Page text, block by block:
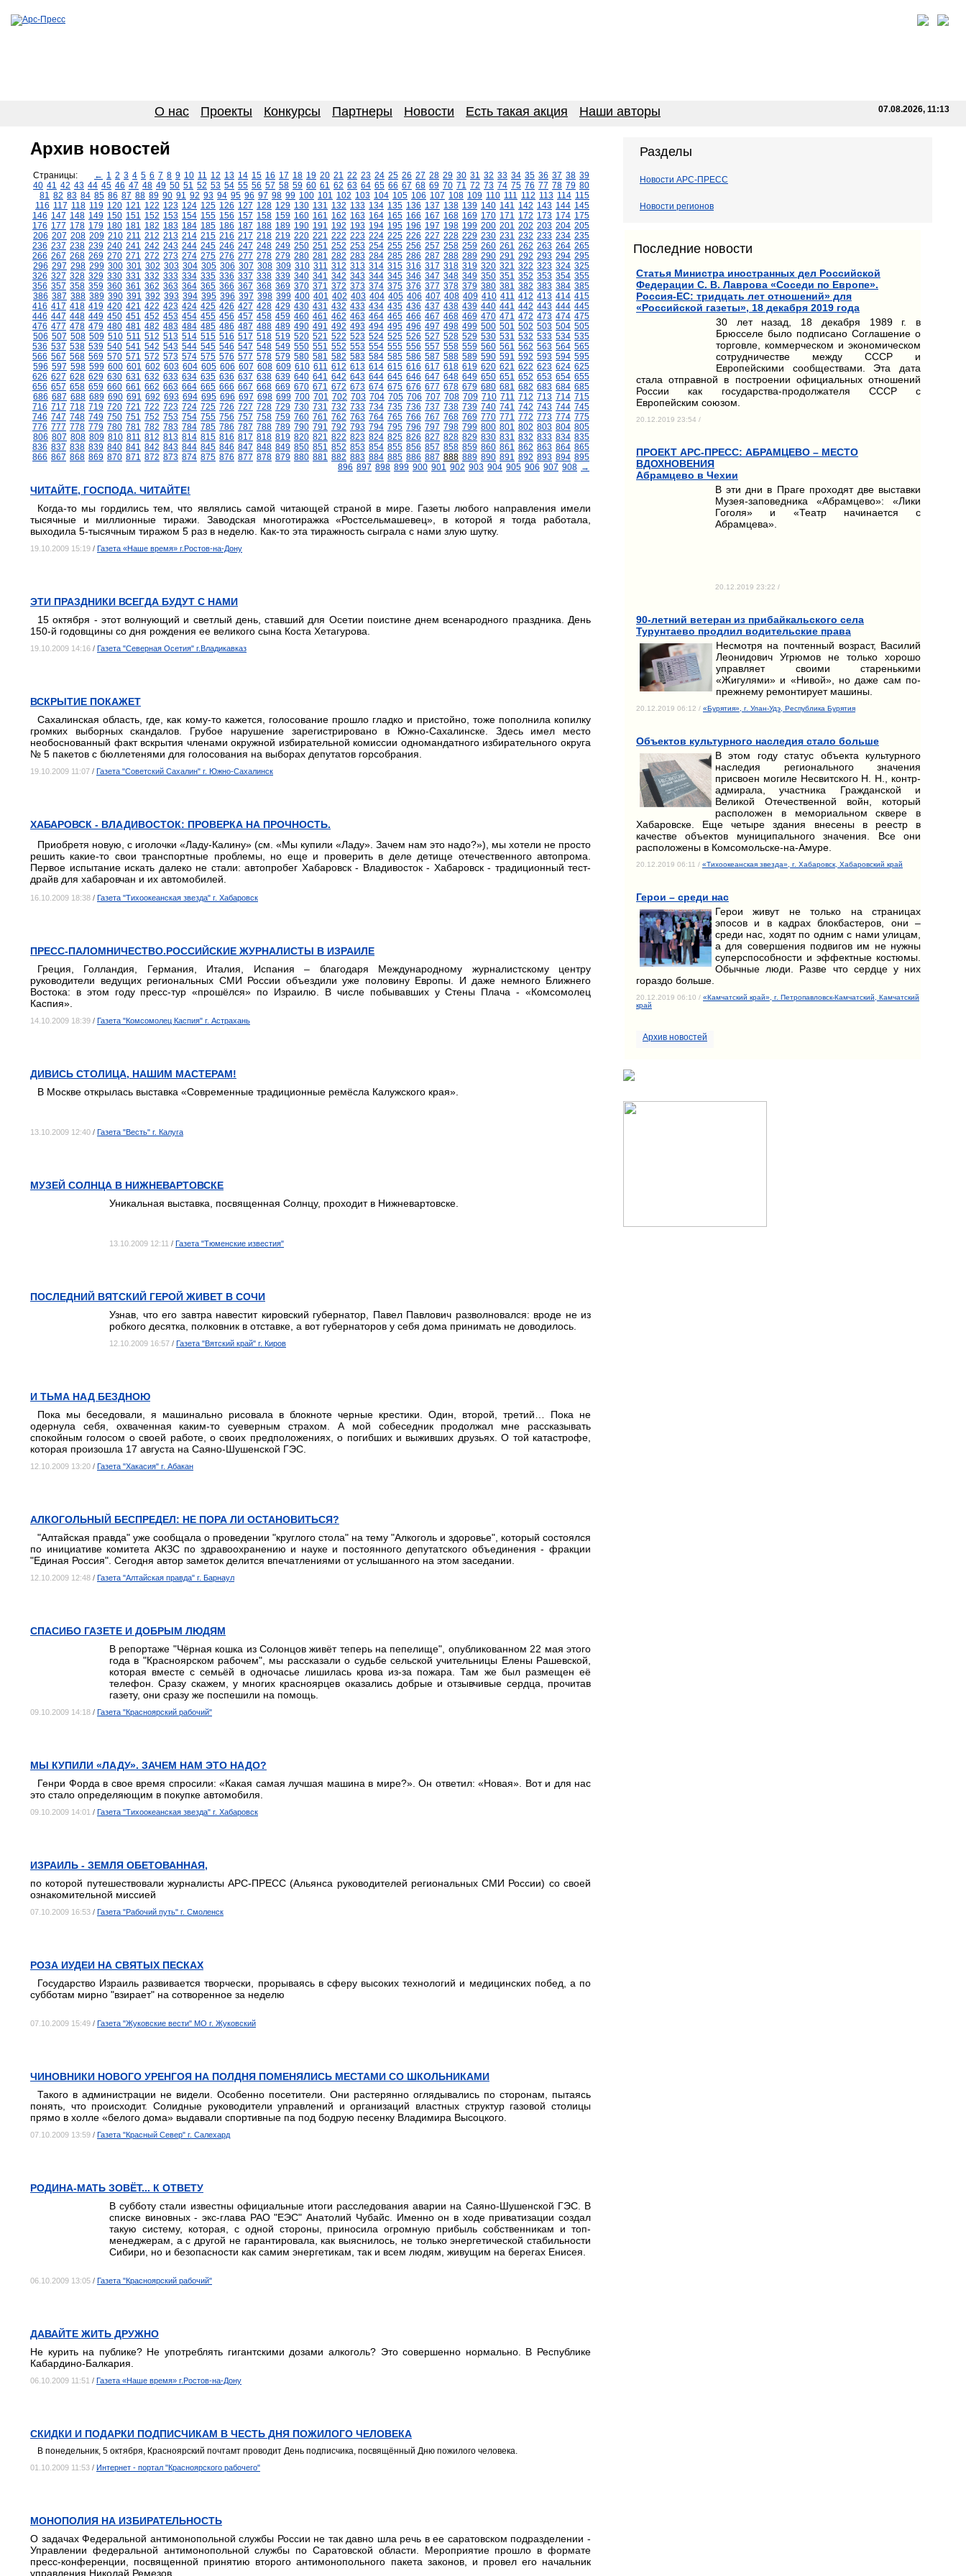
О нас Проекты Конкурсы Партнеры Новости Есть такая акция Наши авторы 07.08.2026, 11:13
Архив новостей
Страницы: ← 1 2 3 4 5 6 7 8 9 10 11 12 13 14 15 16 17 18 19 20 21 22 23 24 25 26 27 28 29 30 31 32 33 34 35 36 37 38 39
40 41 42 43 44 45 46 47 48 49 50 51 52 53 54 55 56 57 58 59 60 61 62 63 64 65 66 67 68 69 70 71 72 73 74 75 76 77 78 79 80
81 82 83 84 85 86 87 88 89 90 91 92 93 94 95 96 97 98 99 100 101 102 103 104 105 106 107 108 109 110 111 112 113 114 115
116 117 118 119 120 121 122 123 124 125 126 127 128 129 130 131 132 133 134 135 136 137 138 139 140 141 142 143 144 145
146 147 148 149 150 151 152 153 154 155 156 157 158 159 160 161 162 163 164 165 166 167 168 169 170 171 172 173 174 175
176 177 178 179 180 181 182 183 184 185 186 187 188 189 190 191 192 193 194 195 196 197 198 199 200 201 202 203 204 205
206 207 208 209 210 211 212 213 214 215 216 217 218 219 220 221 222 223 224 225 226 227 228 229 230 231 232 233 234 235
236 237 238 239 240 241 242 243 244 245 246 247 248 249 250 251 252 253 254 255 256 257 258 259 260 261 262 263 264 265
266 267 268 269 270 271 272 273 274 275 276 277 278 279 280 281 282 283 284 285 286 287 288 289 290 291 292 293 294 295
296 297 298 299 300 301 302 303 304 305 306 307 308 309 310 311 312 313 314 315 316 317 318 319 320 321 322 323 324 325
326 327 328 329 330 331 332 333 334 335 336 337 338 339 340 341 342 343 344 345 346 347 348 349 350 351 352 353 354 355
356 357 358 359 360 361 362 363 364 365 366 367 368 369 370 371 372 373 374 375 376 377 378 379 380 381 382 383 384 385
386 387 388 389 390 391 392 393 394 395 396 397 398 399 400 401 402 403 404 405 406 407 408 409 410 411 412 413 414 415
416 417 418 419 420 421 422 423 424 425 426 427 428 429 430 431 432 433 434 435 436 437 438 439 440 441 442 443 444 445
446 447 448 449 450 451 452 453 454 455 456 457 458 459 460 461 462 463 464 465 466 467 468 469 470 471 472 473 474 475
476 477 478 479 480 481 482 483 484 485 486 487 488 489 490 491 492 493 494 495 496 497 498 499 500 501 502 503 504 505
506 507 508 509 510 511 512 513 514 515 516 517 518 519 520 521 522 523 524 525 526 527 528 529 530 531 532 533 534 535
536 537 538 539 540 541 542 543 544 545 546 547 548 549 550 551 552 553 554 555 556 557 558 559 560 561 562 563 564 565
566 567 568 569 570 571 572 573 574 575 576 577 578 579 580 581 582 583 584 585 586 587 588 589 590 591 592 593 594 595
596 597 598 599 600 601 602 603 604 605 606 607 608 609 610 611 612 613 614 615 616 617 618 619 620 621 622 623 624 625
626 627 628 629 630 631 632 633 634 635 636 637 638 639 640 641 642 643 644 645 646 647 648 649 650 651 652 653 654 655
656 657 658 659 660 661 662 663 664 665 666 667 668 669 670 671 672 673 674 675 676 677 678 679 680 681 682 683 684 685
686 687 688 689 690 691 692 693 694 695 696 697 698 699 700 701 702 703 704 705 706 707 708 709 710 711 712 713 714 715
716 717 718 719 720 721 722 723 724 725 726 727 728 729 730 731 732 733 734 735 736 737 738 739 740 741 742 743 744 745
746 747 748 749 750 751 752 753 754 755 756 757 758 759 760 761 762 763 764 765 766 767 768 769 770 771 772 773 774 775
776 777 778 779 780 781 782 783 784 785 786 787 788 789 790 791 792 793 794 795 796 797 798 799 800 801 802 803 804 805
806 807 808 809 810 811 812 813 814 815 816 817 818 819 820 821 822 823 824 825 826 827 828 829 830 831 832 833 834 835
836 837 838 839 840 841 842 843 844 845 846 847 848 849 850 851 852 853 854 855 856 857 858 859 860 861 862 863 864 865
866 867 868 869 870 871 872 873 874 875 876 877 878 879 880 881 882 883 884 885 886 887 888 889 890 891 892 893 894 895
896 897 898 899 900 901 902 903 904 905 906 907 908 →
ЧИТАЙТЕ, ГОСПОДА. ЧИТАЙТЕ!
Когда-то мы гордились тем, что являлись самой читающей страной в мире. Газеты любого направления имели
тысячные и миллионные тиражи. Заводская многотиражка «Ростсельмашевец», в которой я тогда работала,
выходила 5-тысячным тиражом 5 раз в неделю. Как-то эта тиражность сыграла с нами злую шутку.
19.10.2009 15:19 / Газета «Наше время» г.Ростов-на-Дону
ЭТИ ПРАЗДНИКИ ВСЕГДА БУДУТ С НАМИ
15 октября - этот волнующий и светлый день, ставший для Осетии поистине днем всенародного праздника. День
150-й годовщины со дня рождения ее великого сына Коста Хетагурова.
19.10.2009 14:16 / Газета "Северная Осетия" г.Владикавказ
ВСКРЫТИЕ ПОКАЖЕТ
Сахалинская область, где, как кому-то кажется, голосование прошло гладко и пристойно, тоже пополнила копилку
громких выборных скандалов. Грубое нарушение зарегистрировано в Южно-Сахалинске. Здесь имел место
необоснованный факт вскрытия членами окружной избирательной комиссии одномандатного избирательного округа
№ 5 пакетов с бюллетенями для голосования на выборах депутатов горсобрания.
19.10.2009 11:07 / Газета "Советский Сахалин" г. Южно-Сахалинск
ХАБАРОВСК - ВЛАДИВОСТОК: ПРОВЕРКА НА ПРОЧНОСТЬ.
Приобретя новую, с иголочки «Ладу-Калину» (см. «Мы купили «Ладу». Зачем нам это надо?»), мы хотели не просто
решить какие-то свои транспортные проблемы, но еще и проверить в деле детище отечественного автопрома.
Первое испытание искать далеко не стали: автопробег Хабаровск - Владивосток - Хабаровск - традиционный тест-
драйв для хабаровчан и их автомобилей.
16.10.2009 18:38 / Газета "Тихоокеанская звезда" г. Хабаровск
ПРЕСС-ПАЛОМНИЧЕСТВО.РОССИЙСКИЕ ЖУРНАЛИСТЫ В ИЗРАИЛЕ
Греция, Голландия, Германия, Италия, Испания – благодаря Международному журналистскому центру
руководители ведущих региональных СМИ России объездили уже половину Европы. И даже немного Ближнего
Востока: в этом году пресс-тур «прошёлся» по Израилю. В числе побывавших у Стены Плача - «Комсомолец
Каспия».
14.10.2009 18:39 / Газета "Комсомолец Каспия" г. Астрахань
ДИВИСЬ СТОЛИЦА, НАШИМ МАСТЕРАМ!
В Москве открылась выставка «Современные традиционные ремёсла Калужского края».
13.10.2009 12:40 / Газета "Весть" г. Калуга
МУЗЕЙ СОЛНЦА В НИЖНЕВАРТОВСКЕ
Уникальная выставка, посвященная Солнцу, проходит в Нижневартовске.
13.10.2009 12:11 / Газета "Тюменские известия"
ПОСЛЕДНИЙ ВЯТСКИЙ ГЕРОЙ ЖИВЕТ В СОЧИ
Узнав, что его завтра навестит кировский губернатор, Павел Павлович разволновался: вроде не из
робкого десятка, полковник в отставке, а вот губернаторов у себя дома принимать не доводилось.
12.10.2009 16:57 / Газета "Вятский край" г. Киров
И ТЬМА НАД БЕЗДНОЮ
Пока мы беседовали, я машинально рисовала в блокноте черные крестики. Один, второй, третий… Пока не
одернула себя, охваченная каким-то суеверным страхом. А мой собеседник продолжал мне рассказывать
спокойным голосом о своей работе, о своих предположениях, о погибших и выживших друзьях. О той катастрофе,
которая произошла 17 августа на Саяно-Шушенской ГЭС.
12.10.2009 13:20 / Газета "Хакасия" г. Абакан
АЛКОГОЛЬНЫЙ БЕСПРЕДЕЛ: НЕ ПОРА ЛИ ОСТАНОВИТЬСЯ?
"Алтайская правда" уже сообщала о проведении "круглого стола" на тему "Алкоголь и здоровье", который состоялся
по инициативе комитета АКЗС по здравоохранению и науке и постоянного депутатского объединения - фракции
"Единая Россия". Сегодня автор заметок делится впечатлениями от услышанного на этом заседании.
12.10.2009 12:48 / Газета "Алтайская правда" г. Барнаул
СПАСИБО ГАЗЕТЕ И ДОБРЫМ ЛЮДЯМ
В репортаже "Чёрная кошка из Солонцов живёт теперь на пепелище", опубликованном 22 мая этого
года в "Красноярском рабочем", мы рассказали о судьбе сельской учительницы Елены Рашевской,
которая вместе с семьёй в одночасье лишилась крова из-за пожара. Там же был размещен её
телефон. Сразу скажем, у многих красноярцев оказались добрые и отзывчивые сердца, прочитав
газету, они сразу же поспешили на помощь.
09.10.2009 14:18 / Газета "Красноярский рабочий"
МЫ КУПИЛИ «ЛАДУ». ЗАЧЕМ НАМ ЭТО НАДО?
Генри Форда в свое время спросили: «Какая самая лучшая машина в мире?». Он ответил: «Новая». Вот и для нас
это стало определяющим в покупке автомобиля.
09.10.2009 14:01 / Газета "Тихоокеанская звезда" г. Хабаровск
ИЗРАИЛЬ - ЗЕМЛЯ ОБЕТОВАННАЯ,
по которой путешествовали журналисты АРС-ПРЕСС (Альянса руководителей региональных СМИ России) со своей
ознакомительной миссией
07.10.2009 16:53 / Газета "Рабочий путь" г. Смоленск
РОЗА ИУДЕИ НА СВЯТЫХ ПЕСКАХ
Государство Израиль развивается творчески, прорываясь в сферу высоких технологий и медицинских побед, а по
субботам мирно "взирает" на сотворенное за неделю
07.10.2009 15:49 / Газета "Жуковские вести" МО г. Жуковский
ЧИНОВНИКИ НОВОГО УРЕНГОЯ НА ПОЛДНЯ ПОМЕНЯЛИСЬ МЕСТАМИ СО ШКОЛЬНИКАМИ
Такого в администрации не видели. Особенно посетители. Они растерянно оглядывались по сторонам, пытаясь
понять, что происходит. Солидные руководители управлений и организаций властных структур газовой столицы
прямо в холле «белого дома» выдавали спортивные па под бодрую песенку Владимира Высоцкого.
07.10.2009 13:59 / Газета "Красный Север" г. Салехард
РОДИНА-МАТЬ ЗОВЁТ... К ОТВЕТУ
В субботу стали известны официальные итоги расследования аварии на Саяно-Шушенской ГЭС. В
списке виновных - экс-глава РАО "ЕЭС" Анатолий Чубайс. Именно он в ходе приватизации создал
такую систему, которая, с одной стороны, приносила огромную прибыль собственникам и топ-
менеджерам, а с другой не гарантировала, как выяснилось, не только энергетической стабильности
Сибири, но и безопасности как самим энергетикам, так и всем людям, живущим на берегах Енисея.
06.10.2009 13:05 / Газета "Красноярский рабочий"
ДАВАЙТЕ ЖИТЬ ДРУЖНО
Не курить на публике? Не употреблять гигантскими дозами алкоголь? Это совершенно нормально. В Республике
Кабардино-Балкария.
06.10.2009 11:51 / Газета «Наше время» г.Ростов-на-Дону
СКИДКИ И ПОДАРКИ ПОДПИСЧИКАМ В ЧЕСТЬ ДНЯ ПОЖИЛОГО ЧЕЛОВЕКА
В понедельник, 5 октября, Красноярский почтамт проводит День подписчика, посвящённый Дню пожилого человека.
01.10.2009 11:53 / Интернет - портал "Красноярского рабочего"
МОНОПОЛИЯ НА ИЗБИРАТЕЛЬНОСТЬ
О задачах Федеральной антимонопольной службы России не так давно шла речь в ее саратовском подразделении -
Управлении федеральной антимонопольной службы по Саратовской области. Мероприятие прошло в формате
пресс-конференции, посвященной принятию второго антимонопольного пакета законов, и провел его начальник
управления Николай Ремезов.
Разделы
Новости АРС-ПРЕСС
Новости регионов
Последние новости
Статья Министра иностранных дел Российской
Федерации С. В. Лаврова «Соседи по Европе».
Россия-ЕС: тридцать лет отношений» для
«Российской газеты», 18 декабря 2019 года
30 лет назад, 18 декабря 1989 г. в
Брюсселе было подписано Соглашение о
торговле, коммерческом и экономическом
сотрудничестве между СССР и
Европейскими сообществами. Эта дата
стала отправной в построении официальных отношений
России как государства-продолжателя СССР с
Европейским союзом.
20.12.2019 23:54 /
ПРОЕКТ АРС-ПРЕСС: АБРАМЦЕВО – МЕСТО
ВДОХНОВЕНИЯ
Абрамцево в Чехии
В эти дни в Праге проходят две выставки
Музея-заповедника «Абрамцево»: «Лики
Гоголя» и «Театр начинается с
Абрамцева».
20.12.2019 23:22 /
90-летний ветеран из прибайкальского села
Турунтаево продлил водительские права
Несмотря на почтенный возраст, Василий
Леонидович Угрюмов не только хорошо
управляет своими старенькими
«Жигулями» и «Нивой», но даже сам по-
прежнему ремонтирует машины.
20.12.2019 06:12 / «Бурятия», г. Улан-Удэ, Республика Бурятия
Объектов культурного наследия стало больше
В этом году статус объекта культурного
наследия регионального значения
присвоен могиле Несвитского Н. Н., контр-
адмирала, участника Гражданской и
Великой Отечественной войн, который
расположен в мемориальном сквере в
Хабаровске. Еще четыре здания внесены в реестр в
качестве объектов муниципального значения. Все они
расположены в Комсомольске-на-Амуре.
20.12.2019 06:11 / «Тихоокеанская звезда», г. Хабаровск, Хабаровский край
Герои – среди нас
Герои живут не только на страницах
эпосов и в кадрах блокбастеров, они –
среди нас, ходят по одним с нами улицам,
а для совершения подвигов им не нужны
суперспособности и эффектные костюмы.
Обычные люди. Разве что сердце у них
гораздо больше.
20.12.2019 06:10 / «Камчатский край», г. Петропавловск-Камчатский, Камчатский
край
Архив новостей